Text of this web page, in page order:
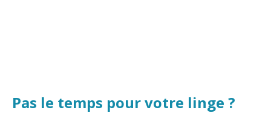
Pas le temps pour votre linge ?